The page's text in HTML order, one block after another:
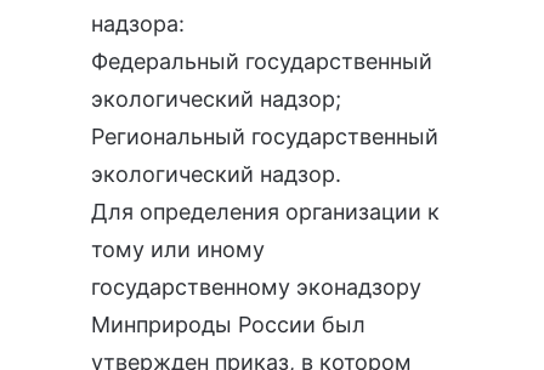
надзора:
Федеральный государственный
экологический надзор;
Региональный государственный
экологический надзор.
Для определения организации к
тому или иному
государственному эконадзору
Минприроды России был
утвержден приказ, в котором